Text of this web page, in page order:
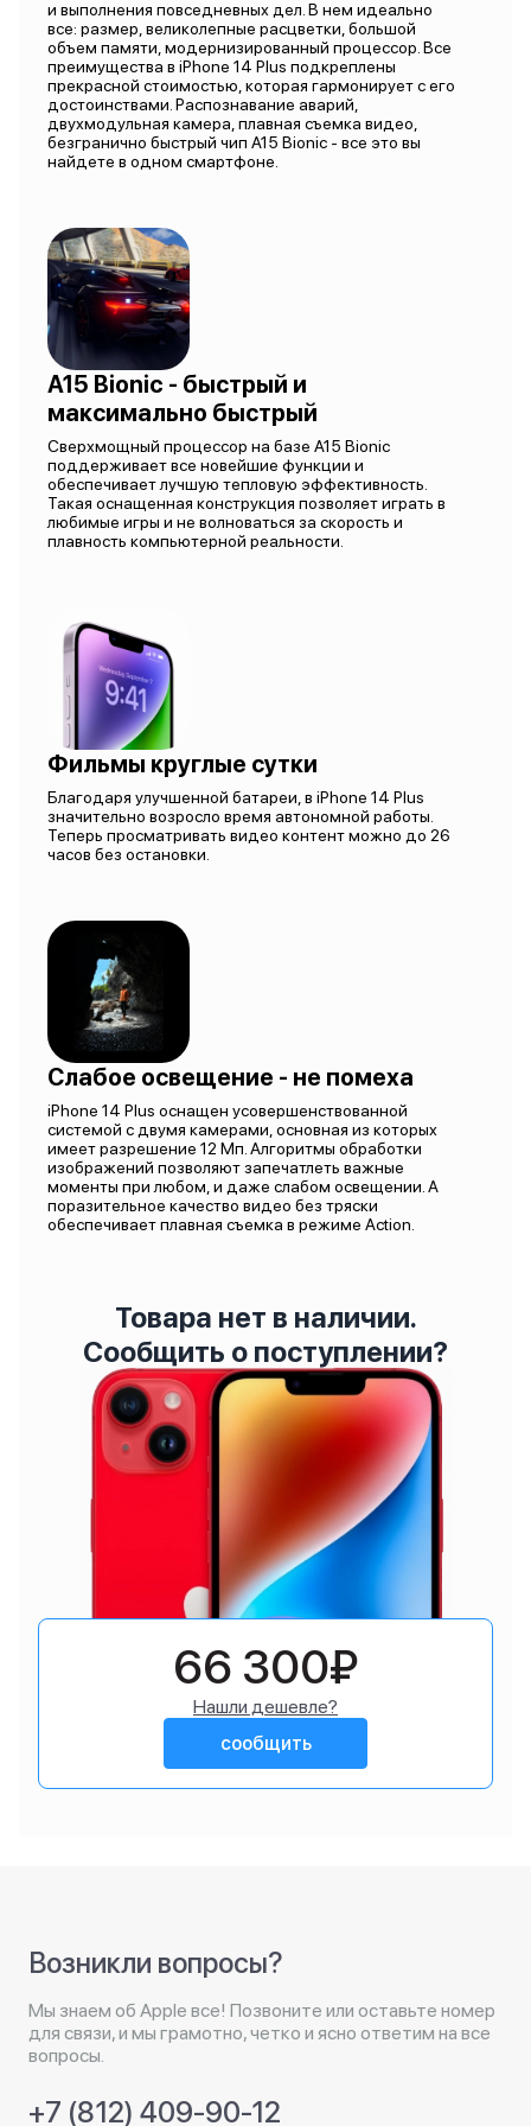
и выполнения повседневных дел. В нем идеально
все: размер, великолепные расцветки, большой
объем памяти, модернизированный процессор. Все
преимущества в iPhone 14 Plus подкреплены
прекрасной стоимостью, которая гармонирует с его
достоинствами. Распознавание аварий,
двухмодульная камера, плавная съемка видео,
безгранично быстрый чип A15 Bionic - все это вы
найдете в одном смартфоне.
A15 Bionic - быстрый и
максимально быстрый
Сверхмощный процессор на базе A15 Bionic
поддерживает все новейшие функции и
обеспечивает лучшую тепловую эффективность.
Такая оснащенная конструкция позволяет играть в
любимые игры и не волноваться за скорость и
плавность компьютерной реальности.
Фильмы круглые сутки
Благодаря улучшенной батареи, в iPhone 14 Plus
значительно возросло время автономной работы.
Теперь просматривать видео контент можно до 26
часов без остановки.
Слабое освещение - не помеха
iPhone 14 Plus оснащен усовершенствованной
системой с двумя камерами, основная из которых
имеет разрешение 12 Мп. Алгоритмы обработки
изображений позволяют запечатлеть важные
моменты при любом, и даже слабом освещении. А
поразительное качество видео без тряски
обеспечивает плавная съемка в режиме Action.
Товара нет в наличии.
Сообщить о поступлении?
66 300₽
Нашли дешевле?
сообщить
Возникли вопросы?
Мы знаем об Apple все! Позвоните или оставьте номер
для связи, и мы грамотно, четко и ясно ответим на все
вопросы.
+7 (812) 409-90-12